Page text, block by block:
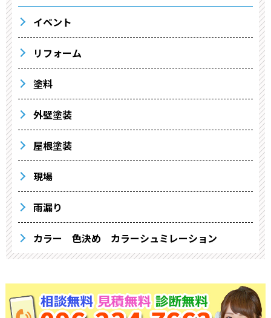
イベント
リフォーム
塗料
外壁塗装
屋根塗装
現場
雨漏り
カラー 色決め カラーシュミレーション